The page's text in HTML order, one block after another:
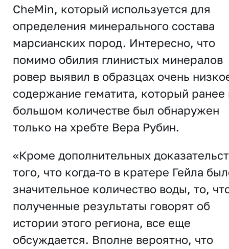
CheMin, который используется для
определения минерального состава
марсианских пород. Интересно, что
помимо обилия глинистых минералов
ровер выявил в образцах очень
содержание гематита, который ранее
большом количестве был обнаружен
только на хребте Вера Рубин.
«Кроме дополнительных
того, что когда-то в кратере Гейла
значительное количество воды, то,
полученные результаты говорят об
истории этого региона, все еще
обсуждается. Вполне вероятно, что